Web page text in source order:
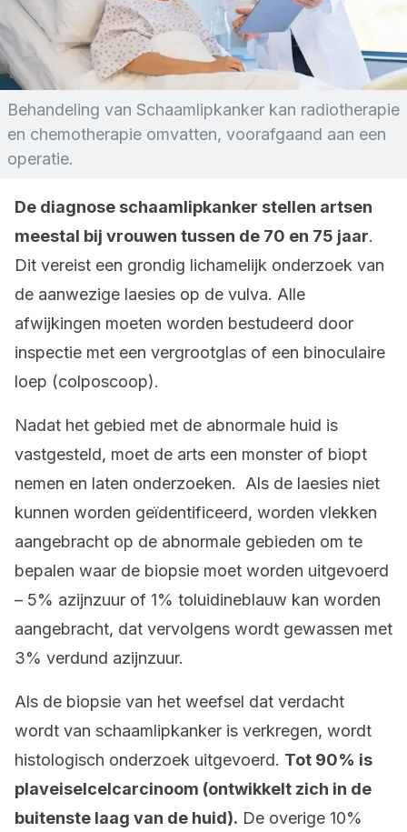
Behandeling van Schaamlipkanker kan radiotherapie
en chemotherapie omvatten, voorafgaand aan een
operatie.
De diagnose schaamlipkanker stellen artsen
meestal bij vrouwen tussen de 70 en 75 jaar.
Dit vereist een grondig lichamelijk onderzoek van
de aanwezige laesies op de vulva. Alle
afwijkingen moeten worden bestudeerd door
inspectie met een vergrootglas of een binoculaire
loep (colposcoop).
Nadat het gebied met de abnormale huid is
vastgesteld, moet de arts een monster of biopt
nemen en laten onderzoeken. Als de laesies niet
kunnen worden geïdentificeerd, worden vlekken
aangebracht op de abnormale gebieden om te
bepalen waar de biopsie moet worden uitgevoerd
– 5% azijnzuur of 1% toluidineblauw kan worden
aangebracht, dat vervolgens wordt gewassen met
3% verdund azijnzuur.
Als de biopsie van het weefsel dat verdacht
wordt van schaamlipkanker is verkregen, wordt
histologisch onderzoek uitgevoerd. Tot 90% is
plaveiselcelcarcinoom (ontwikkelt zich in de
buitenste laag van de huid). De overige 10%